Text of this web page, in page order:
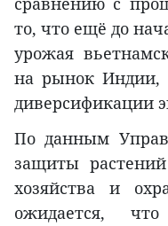
то, что ещё до
урожая
на рынок Индии,
диверсификации
По данным
защиты
хозяйства и
ожидается,